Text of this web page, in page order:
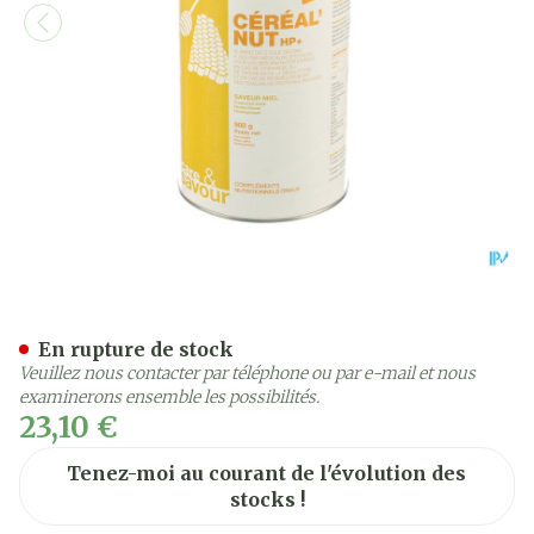
23,10 €
Tenez-moi au courant de l'évolution des
stocks !
En rupture de stock
Veuillez nous contacter par téléphone ou par e-mail et nous
examinerons ensemble les possibilités.